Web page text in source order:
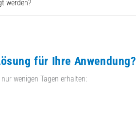
werden?
für Ihre Anwendung?
wenigen Tagen erhalten: